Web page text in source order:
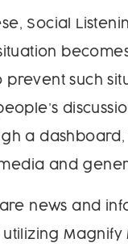
Social
prevent such
a
and
news and
Magnify